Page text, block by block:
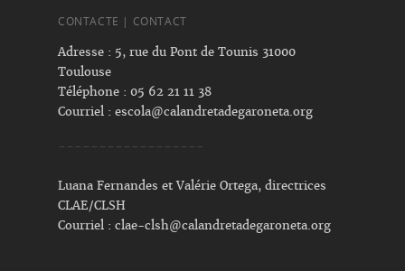
CONTACTE | CONTACT
Adresse : 5, rue du Pont de Tounis 31000
Toulouse
Téléphone : 05 62 21 11 38
Courriel : escola@calandretadegaroneta.org
------------------
Luana Fernandes et Valérie Ortega, directrices
CLAE/CLSH
Courriel : clae-clsh@calandretadegaroneta.org